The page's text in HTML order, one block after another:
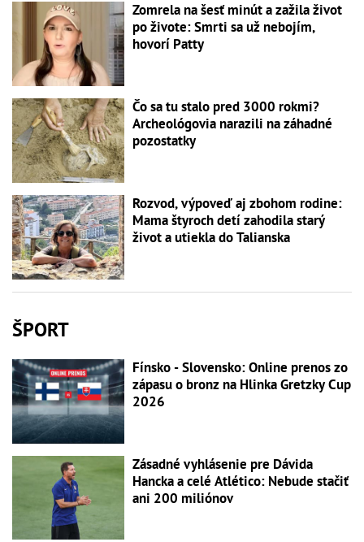
Zomrela na šesť minút a zažila život
po živote: Smrti sa už nebojím,
hovorí Patty
Čo sa tu stalo pred 3000 rokmi?
Archeológovia narazili na záhadné
pozostatky
Rozvod, výpoveď aj zbohom rodine:
Mama štyroch detí zahodila starý
život a utiekla do Talianska
ŠPORT
Fínsko - Slovensko: Online prenos zo
zápasu o bronz na Hlinka Gretzky Cup
2026
Zásadné vyhlásenie pre Dávida
Hancka a celé Atlético: Nebude stačiť
ani 200 miliónov